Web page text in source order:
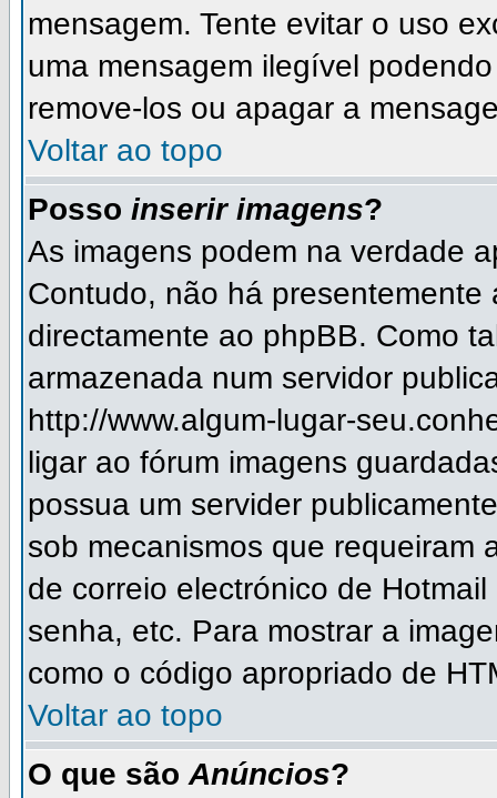
mensagem. Tente evitar o uso
uma mensagem ilegível
remove-los ou apagar a
Voltar ao topo
Posso inserir imagens?
As imagens podem na verdade
Contudo, não há
directamente ao phpBB. Como
armazenada num servidor
http://www.algum-lugar-
ligar ao fórum imagens
possua um servider
sob mecanismos que requeiram
de correio electrónico de
senha, etc. Para mostrar a
como o código apropriado de
Voltar ao topo
O que são Anúncios?